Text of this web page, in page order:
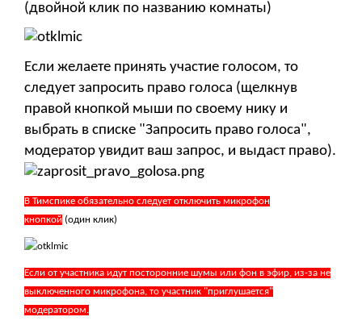
(двойной клик по названию комнаты)
Если желаете принять участие голосом, то
следует запросить право голоса (щелкнув
правой кнопкой мыши по своему нику и
выбрать в списке "Запросить право голоса",
модератор увидит ваш запрос, и выдаст право).
В Тимспике обязательно следует отключить микрофон
кнопкой (один клик)
Если от участника идут посторонние шумы или фон в эфир, из-за не
выключенного микрофона, то участник "приглушается"
модератором.